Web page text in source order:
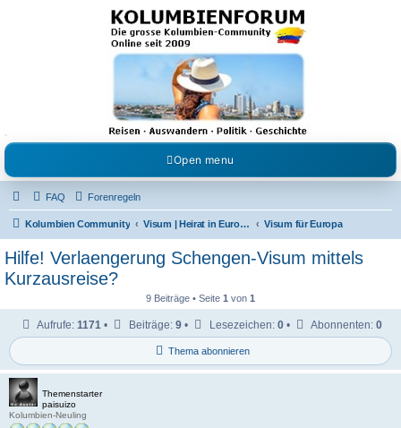
Kolumbienforum - Das
grosse Forum der
Freunde Kolumbiens
Reisen, Auswandern, Kultur, Politik, Geschichte und Visum in Kolumbien und Venezuela.
Austausch, Erfahrungen und Gemeinschaft im Kolumbienforum
Open menu
FAQ Forenregeln
Kolumbien Community Visum | Heirat in Europa | Visaangelegenheiten Visum für Europa
Hilfe! Verlaengerung Schengen-Visum mittels
Kurzausreise?
9 Beiträge • Seite 1 von 1
Thema abonnieren
Aufrufe: 1171 • Beiträge: 9 • Lesezeichen: 0 • Abonnenten: 0
Themenstarter
paisuizo
Kolumbien-Neuling